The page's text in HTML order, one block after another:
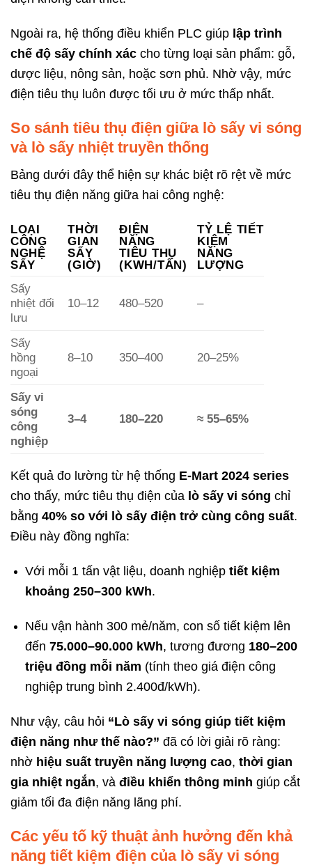
Ngoài ra, hệ thống điều khiển PLC giúp lập trình
chế độ sấy chính xác cho từng loại sản phẩm: gỗ,
dược liệu, nông sản, hoặc sơn phủ. Nhờ vậy, mức
điện tiêu thụ luôn được tối ưu ở mức thấp nhất.
So sánh tiêu thụ điện giữa lò sấy vi sóng
và lò sấy nhiệt truyền thống
Bảng dưới đây thể hiện sự khác biệt rõ rệt về mức
tiêu thụ điện năng giữa hai công nghệ:
LOẠI
CÔNG
NGHỆ
SẤY
THỜI
GIAN
SẤY
(GIỜ)
ĐIỆN
NĂNG
TIÊU THỤ
(KWH/TẤN)
TỶ LỆ TIẾT
KIỆM
NĂNG
LƯỢNG
Sấy
nhiệt đối
lưu
10–12 480–520 –
Sấy
hồng
ngoại
8–10 350–400 20–25%
Sấy vi
sóng
công
nghiệp
3–4 180–220 ≈ 55–65%
Kết quả đo lường từ hệ thống E-Mart 2024 series
cho thấy, mức tiêu thụ điện của lò sấy vi sóng chỉ
bằng 40% so với lò sấy điện trở cùng công suất.
Điều này đồng nghĩa:
Với mỗi 1 tấn vật liệu, doanh nghiệp tiết kiệm
khoảng 250–300 kWh.
Nếu vận hành 300 mẻ/năm, con số tiết kiệm lên
đến 75.000–90.000 kWh, tương đương 180–200
triệu đồng mỗi năm (tính theo giá điện công
nghiệp trung bình 2.400đ/kWh).
Như vậy, câu hỏi “Lò sấy vi sóng giúp tiết kiệm
điện năng như thế nào?” đã có lời giải rõ ràng:
nhờ hiệu suất truyền năng lượng cao, thời gian
gia nhiệt ngắn, và điều khiển thông minh giúp cắt
giảm tối đa điện năng lãng phí.
Các yếu tố kỹ thuật ảnh hưởng đến khả
năng tiết kiệm điện của lò sấy vi sóng